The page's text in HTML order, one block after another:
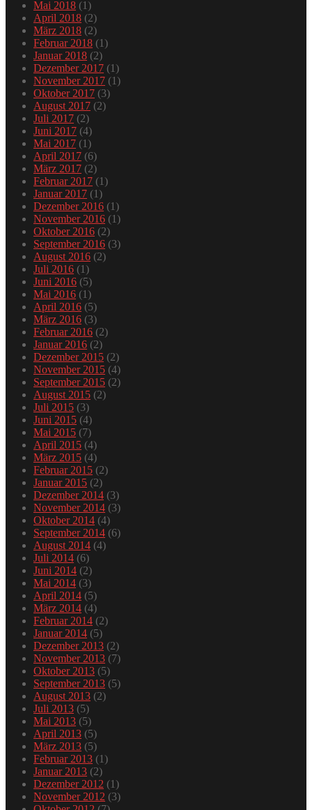
Mai 2018 (1)
April 2018 (2)
März 2018 (2)
Februar 2018 (1)
Januar 2018 (2)
Dezember 2017 (1)
November 2017 (1)
Oktober 2017 (3)
August 2017 (2)
Juli 2017 (2)
Juni 2017 (4)
Mai 2017 (1)
April 2017 (6)
März 2017 (2)
Februar 2017 (1)
Januar 2017 (1)
Dezember 2016 (1)
November 2016 (1)
Oktober 2016 (2)
September 2016 (3)
August 2016 (2)
Juli 2016 (1)
Juni 2016 (5)
Mai 2016 (1)
April 2016 (5)
März 2016 (3)
Februar 2016 (2)
Januar 2016 (2)
Dezember 2015 (2)
November 2015 (4)
September 2015 (2)
August 2015 (2)
Juli 2015 (3)
Juni 2015 (4)
Mai 2015 (7)
April 2015 (4)
März 2015 (4)
Februar 2015 (2)
Januar 2015 (2)
Dezember 2014 (3)
November 2014 (3)
Oktober 2014 (4)
September 2014 (6)
August 2014 (4)
Juli 2014 (6)
Juni 2014 (2)
Mai 2014 (3)
April 2014 (5)
März 2014 (4)
Februar 2014 (2)
Januar 2014 (5)
Dezember 2013 (2)
November 2013 (7)
Oktober 2013 (5)
September 2013 (5)
August 2013 (2)
Juli 2013 (5)
Mai 2013 (5)
April 2013 (5)
März 2013 (5)
Februar 2013 (1)
Januar 2013 (2)
Dezember 2012 (1)
November 2012 (3)